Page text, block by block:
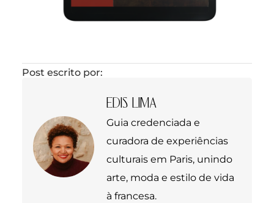
Post escrito por:
EDIS LIMA
Guia credenciada e
curadora de experiências
culturais em Paris, unindo
arte, moda e estilo de vida
à francesa.